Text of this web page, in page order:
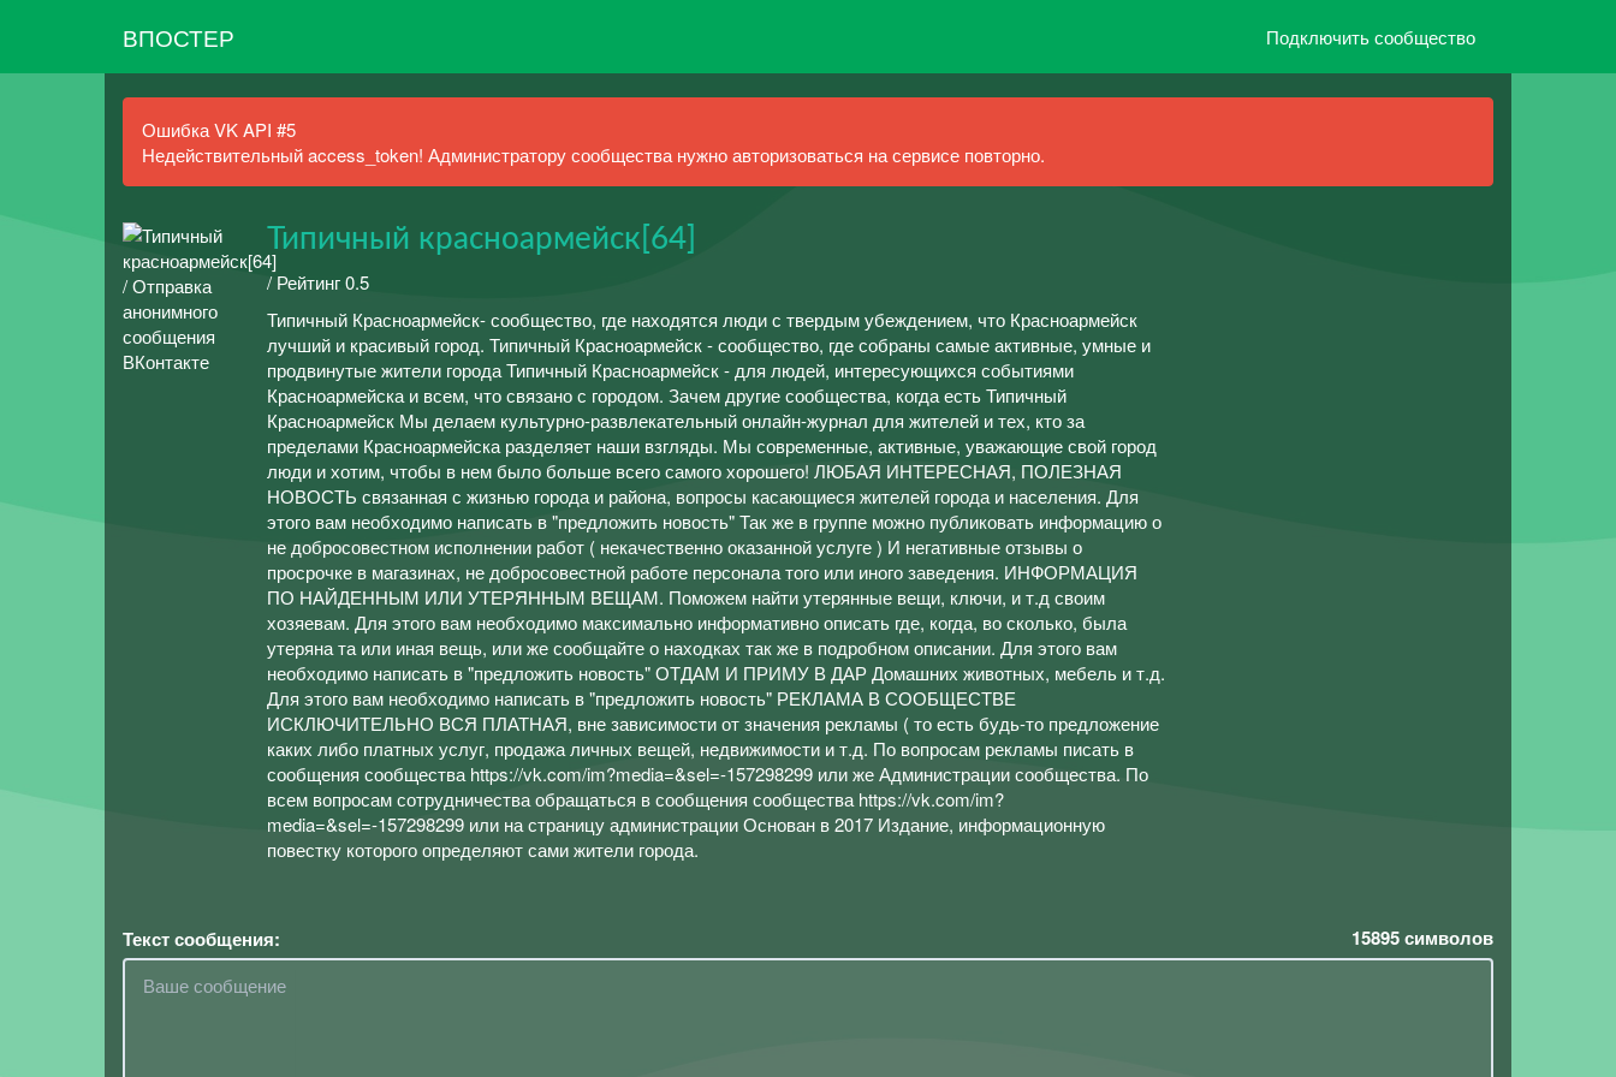
ВПОСТЕР Подключить сообщество
Ошибка VK API #5
Недействительный access_token! Администратору сообщества нужно авторизоваться на сервисе повторно.
Типичный красноармейск[64]
/ Рейтинг 0.5
Типичный Красноармейск- сообщество, где находятся люди с твердым убеждением, что Красноармейск
лучший и красивый город. Типичный Красноармейск - сообщество, где собраны самые активные, умные и
продвинутые жители города Типичный Красноармейск - для людей, интересующихся событиями
Красноармейска и всем, что связано с городом. Зачем другие сообщества, когда есть Типичный
Красноармейск Мы делаем культурно-развлекательный онлайн-журнал для жителей и тех, кто за
пределами Красноармейска разделяет наши взгляды. Мы современные, активные, уважающие свой город
люди и хотим, чтобы в нем было больше всего самого хорошего! ЛЮБАЯ ИНТЕРЕСНАЯ, ПОЛЕЗНАЯ
НОВОСТЬ связанная с жизнью города и района, вопросы касающиеся жителей города и населения. Для
этого вам необходимо написать в "предложить новость" Так же в группе можно публиковать информацию о
не добросовестном исполнении работ ( некачественно оказанной услуге ) И негативные отзывы о
просрочке в магазинах, не добросовестной работе персонала того или иного заведения. ИНФОРМАЦИЯ
ПО НАЙДЕННЫМ ИЛИ УТЕРЯННЫМ ВЕЩАМ. Поможем найти утерянные вещи, ключи, и т.д своим
хозяевам. Для этого вам необходимо максимально информативно описать где, когда, во сколько, была
утеряна та или иная вещь, или же сообщайте о находках так же в подробном описании. Для этого вам
необходимо написать в "предложить новость" ОТДАМ И ПРИМУ В ДАР Домашних животных, мебель и т.д.
Для этого вам необходимо написать в "предложить новость" РЕКЛАМА В СООБЩЕСТВЕ
ИСКЛЮЧИТЕЛЬНО ВСЯ ПЛАТНАЯ, вне зависимости от значения рекламы ( то есть будь-то предложение
каких либо платных услуг, продажа личных вещей, недвижимости и т.д. По вопросам рекламы писать в
сообщения сообщества https://vk.com/im?media=&sel=-157298299 или же Администрации сообщества. По
всем вопросам сотрудничества обращаться в сообщения сообщества https://vk.com/im?
media=&sel=-157298299 или на страницу администрации Основан в 2017 Издание, информационную
повестку которого определяют сами жители города.
Текст сообщения: 15895символов